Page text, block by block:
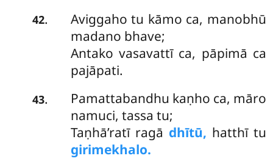
42.
Aviggaho tu kāmo ca, manobhū
madano bhave;
Antako vasavattī ca, pāpimā ca
pajāpati.
43.
Pamattabandhu kaṇho ca, māro
namuci, tassa tu;
Taṇhā’ratī ragā dhītū, hatthī tu
girimekhalo.